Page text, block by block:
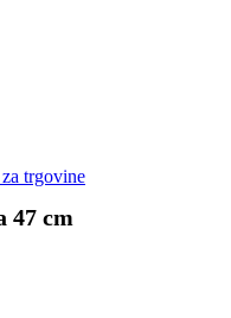
trgovine
47 cm